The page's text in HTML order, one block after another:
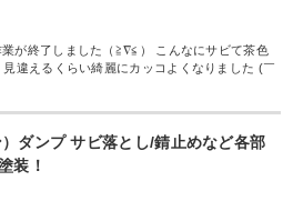
が終了しました（≧∇≦） こんなにサビて茶色
違えるくらい綺麗にカッコよくなりました (￣
ダンプ サビ落とし/錆止めなど各部
装！